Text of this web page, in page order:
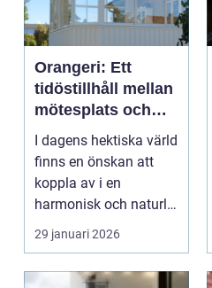
Orangeri: Ett
tidöstillhåll mellan
mötesplats och
växthus
I dagens hektiska värld
finns en önskan att
koppla av i en
harmonisk och naturlig
milj&oum...
29 januari 2026